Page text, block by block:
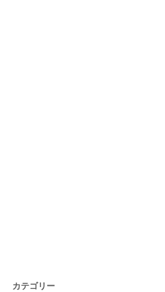
カテゴリー